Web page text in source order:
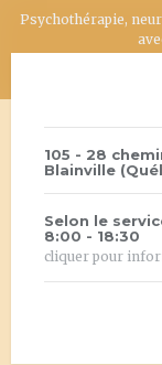
Psychothérapie,
105 - 28
Blainville
Selon le
8:00 - 18:30
cliquer pour